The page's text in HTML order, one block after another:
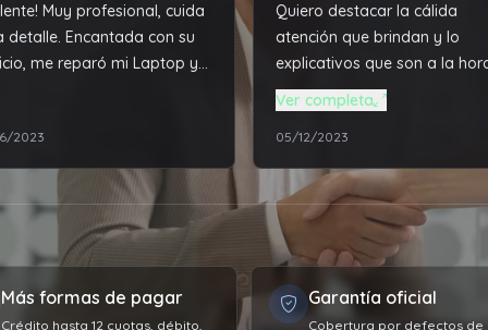
Muy profesional, cuida
detalle. Encantada con su
me reparó mi Laptop y
2023
Quiero destacar la cálida
atención que brindan y lo
explicativos que son a la
contactarlos. Compre una
notebook Asus, que resulto
tremenda máquina, más de lo
que esperaba. Una vez
el depósito ya me dijeron
iba a estar la compra en la
agencia para retirar y no hubo
ningún inconveniente, todo
acorde a como me lo dijeron.
Estoy muy contenta con la
Ver completa
05/12/2023
Más formas de pagar
Crédito hasta 12 cuotas, débito,
Garantía oficial
Cobertura por defectos de